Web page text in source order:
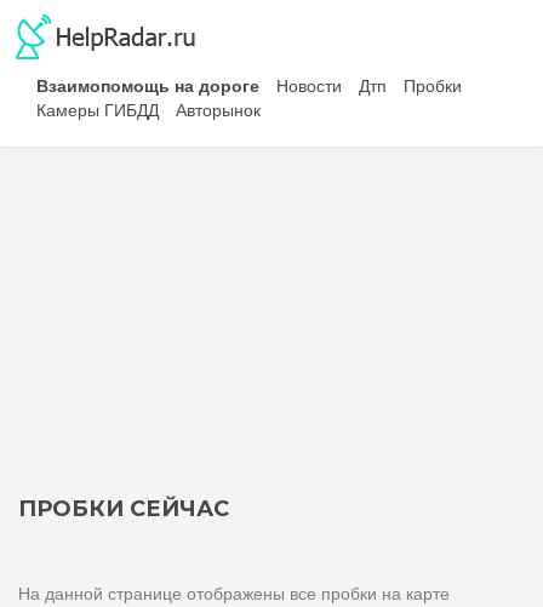
Взаимопомощь на дороге Новости Дтп
Пробки
Камеры ГИБДД
Авторынок
ПРОБКИ СЕЙЧАС
На данной странице отображены все пробки на карте